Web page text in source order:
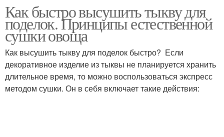
Как быстро высушить тыкву для
поделок. Принципы естественной
сушки овоща
Как высушить тыкву для поделок быстро? Если
декоративное изделие из тыквы не планируется хранить
длительное время, то можно воспользоваться экспресс
методом сушки. Он в себя включает такие действия: